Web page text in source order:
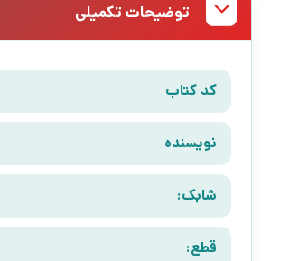
توضیحات تکمیلی
کد کتاب
نویسنده
شابک:
قطع: